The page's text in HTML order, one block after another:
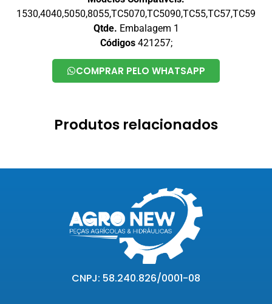
1530,4040,5050,8055,TC5070,TC5090,TC55,TC57,TC59
Qtde. Embalagem 1
Códigos421257;
COMPRAR PELO WHATSAPP
Produtos relacionados
CNPJ: 58.240.826/0001-08